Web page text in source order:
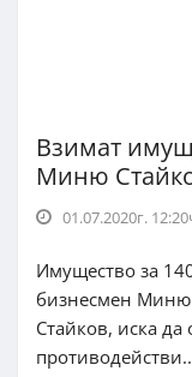
Взимат
Миню
01.07.2020г.
Имущество за
бизнесмен Миню
Стайков, иска